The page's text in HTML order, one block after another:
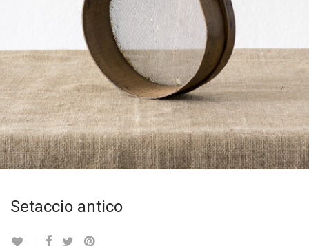
Setaccio antico